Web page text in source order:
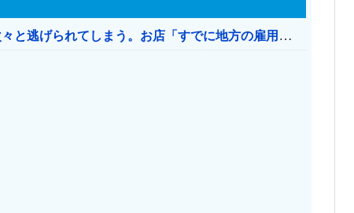
日本のお店、時給1500円でもミャンマー人に次々と逃げられてしまう。お店「すでに地方の雇用は崩壊」